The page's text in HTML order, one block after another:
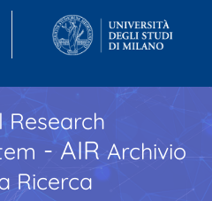
Research
- AIR Archivio
Ricerca